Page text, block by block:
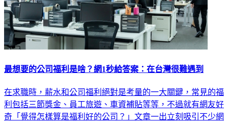
最想要的公司福利是啥？網1秒給答案：在台灣很難遇到
在求職時，薪水和公司福利絕對是考量的一大關鍵，常見的福
利包括三節獎金、員工旅遊、車資補貼等等，不過就有網友好
奇「覺得怎樣算是福利好的公司？」文章一出立刻吸引不少網